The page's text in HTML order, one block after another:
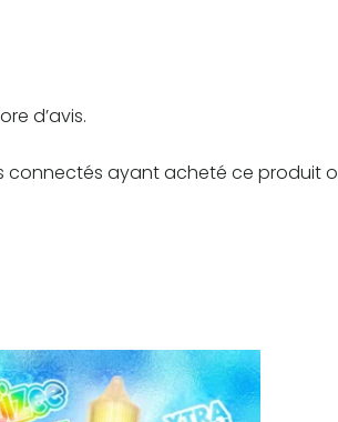
d’avis.
connectés ayant acheté ce produit